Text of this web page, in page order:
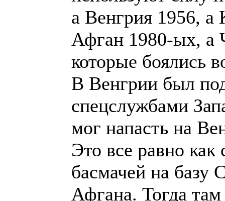
а Венгрия 1956, а
Афган 1980-ых, а
которые боялись
В Венгрии был
спецслужбами
мог напасть на
Это все равно как
басмачей на
Афгана. Тогда